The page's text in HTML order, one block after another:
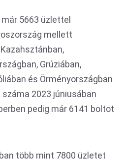
5663 üzlettel
mellett
Grúziában,
és Örményországban
2023 júniusában
pedig már 6141 boltot
több mint 7800 üzletet